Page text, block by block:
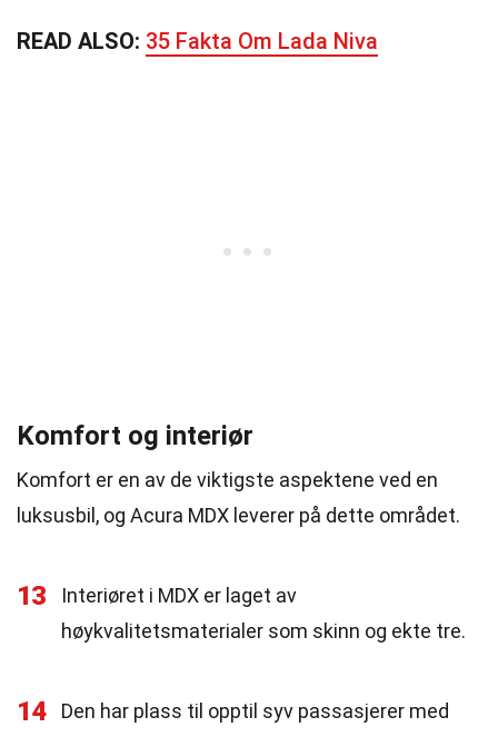
READ ALSO: 35 Fakta Om Lada Niva
Komfort og interiør
Komfort er en av de viktigste aspektene ved en
luksusbil, og Acura MDX leverer på dette området.
13
Interiøret i MDX er laget av
høykvalitetsmaterialer som skinn og ekte tre.
14
Den har plass til opptil syv passasjerer med